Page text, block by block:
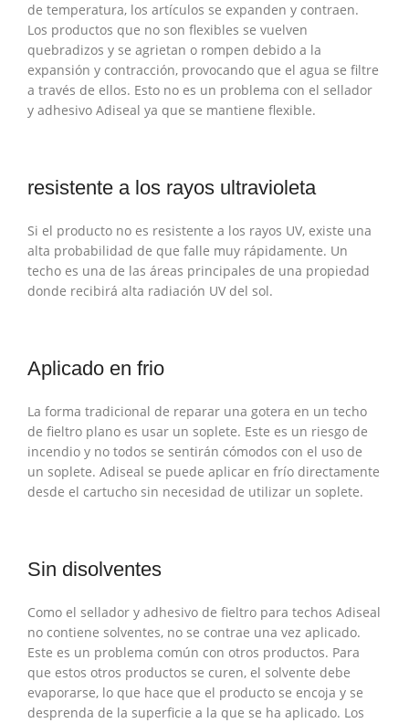
de temperatura, los artículos se expanden y contraen.
Los productos que no son flexibles se vuelven
quebradizos y se agrietan o rompen debido a la
expansión y contracción, provocando que el agua se filtre
a través de ellos. Esto no es un problema con el sellador
y adhesivo Adiseal ya que se mantiene flexible.
resistente a los rayos ultravioleta
Si el producto no es resistente a los rayos UV, existe una
alta probabilidad de que falle muy rápidamente. Un
techo es una de las áreas principales de una propiedad
donde recibirá alta radiación UV del sol.
Aplicado en frio
La forma tradicional de reparar una gotera en un techo
de fieltro plano es usar un soplete. Este es un riesgo de
incendio y no todos se sentirán cómodos con el uso de
un soplete. Adiseal se puede aplicar en frío directamente
desde el cartucho sin necesidad de utilizar un soplete.
Sin disolventes
Como el sellador y adhesivo de fieltro para techos Adiseal
no contiene solventes, no se contrae una vez aplicado.
Este es un problema común con otros productos. Para
que estos otros productos se curen, el solvente debe
evaporarse, lo que hace que el producto se encoja y se
desprenda de la superficie a la que se ha aplicado. Los